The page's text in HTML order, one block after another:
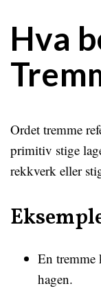
Hva
Ordet tremme
primitiv stige
rekkverk eller
En tremme
hagen.